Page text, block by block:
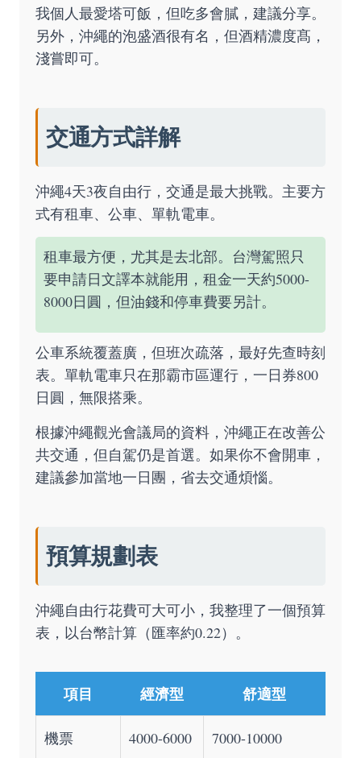
我個人最愛塔可飯，但吃多會膩，建議分享。
另外，沖繩的泡盛酒很有名，但酒精濃度髙，
淺嘗即可。
交通方式詳解
沖繩4天3夜自由行，交通是最大挑戰。主要方
式有租車、公車、單軌電車。
租車最方便，尤其是去北部。台灣駕照只
要申請日文譯本就能用，租金一天約5000-
8000日圓，但油錢和停車費要另計。
公車系統覆蓋廣，但班次疏落，最好先查時刻
表。單軌電車只在那霸市區運行，一日券800
日圓，無限搭乘。
根據沖繩觀光會議局的資料，沖繩正在改善公
共交通，但自駕仍是首選。如果你不會開車，
建議參加當地一日團，省去交通煩惱。
預算規劃表
沖繩自由行花費可大可小，我整理了一個預算
表，以台幣計算（匯率約0.22）。
項目 經濟型 舒適型
機票 4000-6000 7000-10000